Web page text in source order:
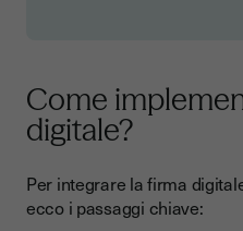
Come
digitale?
Per integrare la firma
ecco i passaggi chiave: